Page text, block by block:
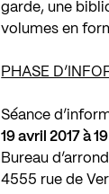
garde, une
volumes en
PHASE
Séance
19 avril 2017 à
Bureau
4555 rue de